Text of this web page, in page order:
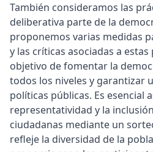
También consideramos las
deliberativa parte de la
proponemos varias medidas
y las críticas asociadas a
objetivo de fomentar la
todos los niveles y garantizar
políticas públicas. Es esencial
representatividad y la
ciudadanas mediante un
refleje la diversidad de la